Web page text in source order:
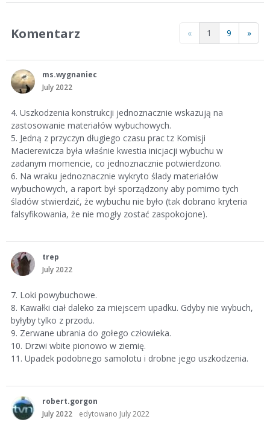
« 1 9 »
Komentarz
ms.wygnaniec
July 2022
4. Uszkodzenia konstrukcji jednoznacznie wskazują na
zastosowanie materiałów wybuchowych.
5. Jedną z przyczyn długiego czasu prac tz Komisji
Macierewicza była właśnie kwestia inicjacji wybuchu w
zadanym momencie, co jednoznacznie potwierdzono.
6. Na wraku jednoznacznie wykryto ślady materiałów
wybuchowych, a raport był sporządzony aby pomimo tych
śladów stwierdzić, że wybuchu nie było (tak dobrano kryteria
falsyfikowania, że nie mogły zostać zaspokojone).
trep
July 2022
7. Loki powybuchowe.
8. Kawałki ciał daleko za miejscem upadku. Gdyby nie wybuch,
byłyby tylko z przodu.
9. Zerwane ubrania do gołego człowieka.
10. Drzwi wbite pionowo w ziemię.
11. Upadek podobnego samolotu i drobne jego uszkodzenia.
robert.gorgon
July 2022
edytowano July 2022